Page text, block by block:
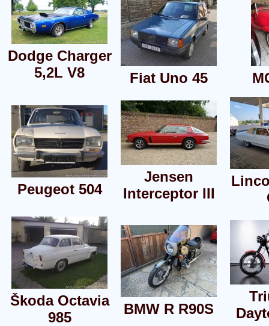
Dodge Charger
5,2L V8
Fiat Uno 45
Peugeot 504
Jensen
Interceptor III
Škoda Octavia
985
BMW R R90S